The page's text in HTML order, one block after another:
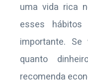
uma vida rica
esses
importante.
quanto
recomenda